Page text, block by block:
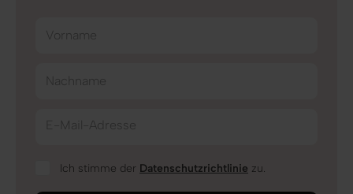
Vorname
Nachname
E-Mail-Adresse
Ich stimme der Datenschutzrichtlinie zu.